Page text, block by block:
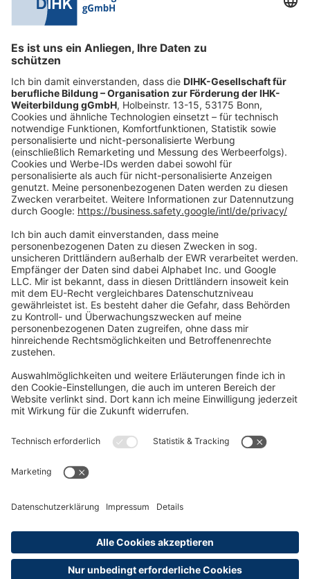
0228 6205 205
Fr.:
09:00-14:00 Uhr
shop@dihk-bildung.shop
Vertrag widerrufen
Zahlungsarten
Social Media
Oft Gesucht
Rund um die Prüfung
Datenschutzerklärung
Widerrufsrecht
Versandinformationen
Erklärung zur Barrierefreiheit
Abonnements hier kündigen
Cookie-Einstellungen